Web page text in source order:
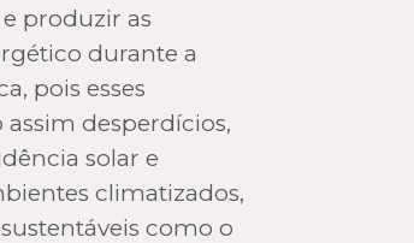
produzir as
durante a
pois esses
desperdícios,
solar e
climatizados,
como o